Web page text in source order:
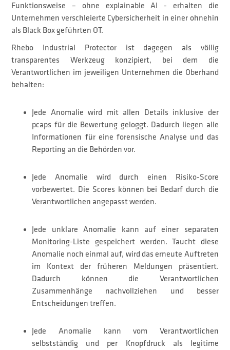
Funktionsweise – ohne explainable AI - erhalten die
Unternehmen verschleierte Cybersicherheit in einer ohnehin
als Black Box geführten OT.
Rhebo Industrial Protector ist dagegen als völlig
transparentes Werkzeug konzipiert, bei dem die
Verantwortlichen im jeweiligen Unternehmen die Oberhand
behalten:
Jede Anomalie wird mit allen Details inklusive der
pcaps für die Bewertung geloggt. Dadurch liegen alle
Informationen für eine forensische Analyse und das
Reporting an die Behörden vor.
Jede Anomalie wird durch einen Risiko-Score
vorbewertet. Die Scores können bei Bedarf durch die
Verantwortlichen angepasst werden.
Jede unklare Anomalie kann auf einer separaten
Monitoring-Liste gespeichert werden. Taucht diese
Anomalie noch einmal auf, wird das erneute Auftreten
im Kontext der früheren Meldungen präsentiert.
Dadurch können die Verantwortlichen
Zusammenhänge nachvollziehen und besser
Entscheidungen treffen.
Jede Anomalie kann vom Verantwortlichen
selbstständig und per Knopfdruck als legitime